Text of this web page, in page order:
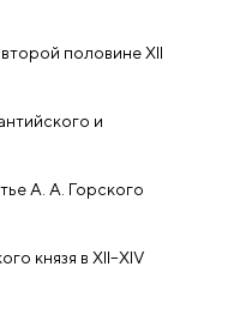
половине XII
и
А. А. Горского
князя в XII–XIV